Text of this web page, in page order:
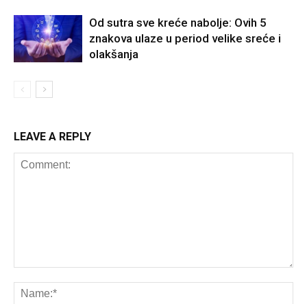
Od sutra sve kreće nabolje: Ovih 5
znakova ulaze u period velike sreće i
olakšanja
LEAVE A REPLY